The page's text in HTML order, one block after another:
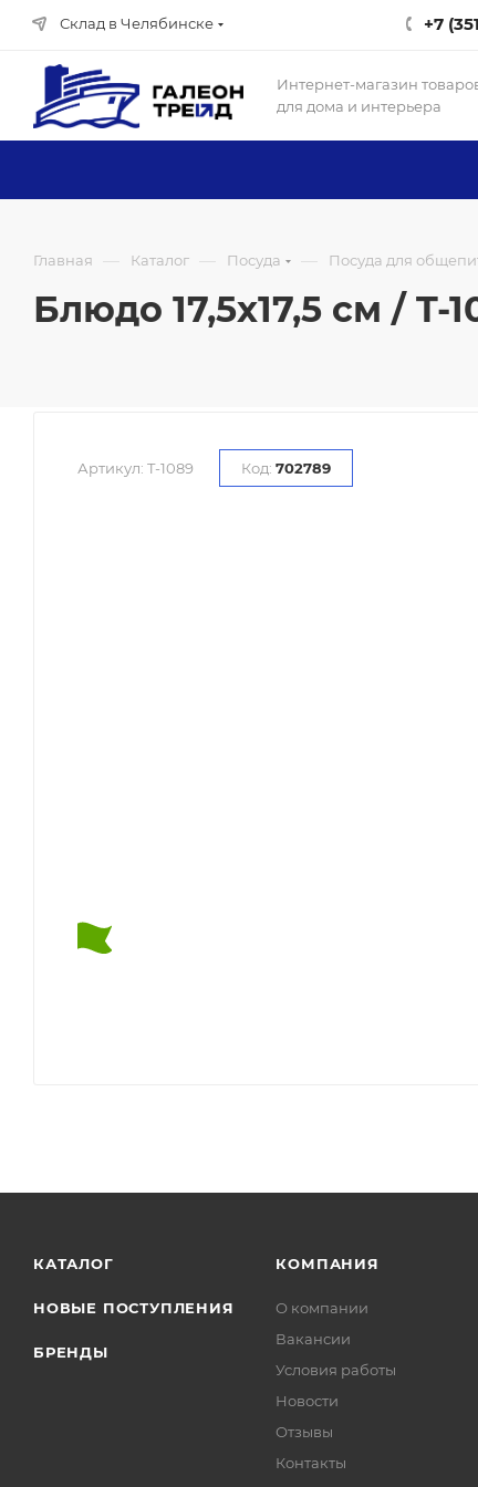
Склад в Челябинске +7
Интернет-магазин
для дома и интерьера
Главная — Каталог — Посуда — Посуда для
Блюдо 17,5х17,5 см / T-
Артикул: T-1089 Код: 702789
КАТАЛОГ
НОВЫЕ ПОСТУПЛЕНИЯ
БРЕНДЫ
КОМПАНИЯ
О компании
Вакансии
Условия работы
Новости
Отзывы
Контакты